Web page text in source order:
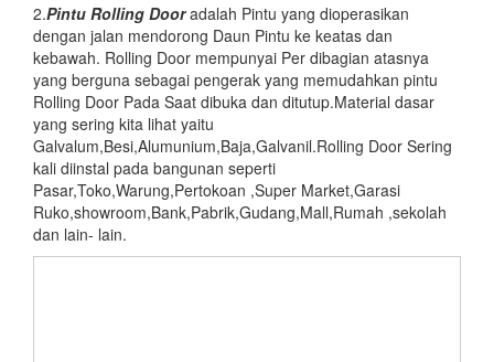
2.Pintu Rolling Dooradalah Pintu yang dioperasikan
dengan jalan mendorong Daun Pintu ke keatas dan
kebawah. Rolling Door mempunyai Per dibagian atasnya
yang berguna sebagai pengerak yang memudahkan pintu
Rolling Door Pada Saat dibuka dan ditutup.Material dasar
yang sering kita lihat yaitu
Galvalum,Besi,Alumunium,Baja,Galvanil.Rolling Door Sering
kali diinstal pada bangunan seperti
Pasar,Toko,Warung,Pertokoan ,Super Market,Garasi
Ruko,showroom,Bank,Pabrik,Gudang,Mall,Rumah ,sekolah
dan lain- lain.